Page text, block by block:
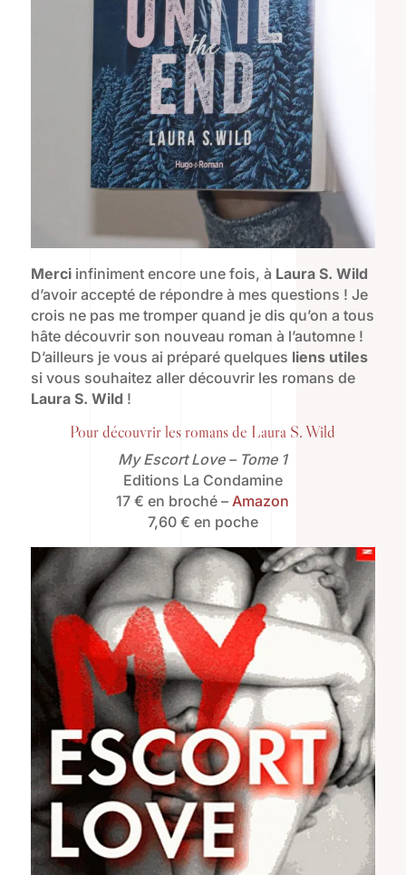
Merciinfiniment encore une fois, à Laura S. Wild
d’avoir accepté de répondre à mes questions ! Je
crois ne pas me tromper quand je dis qu’on a tous
hâte découvrir son nouveau roman à l’automne !
D’ailleurs je vous ai préparé quelques liens utiles
si vous souhaitez aller découvrir les romans de
Laura S. Wild !
Pour découvrir les romans de Laura S. Wild
My Escort Love – Tome 1
Editions La Condamine
17 € en broché – Amazon
7,60 € en poche